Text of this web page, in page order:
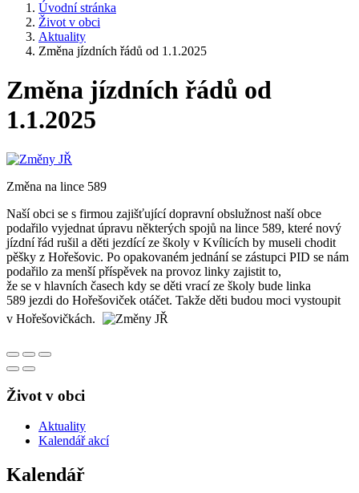
Úvodní stránka
Život v obci
Aktuality
Změna jízdních řádů od 1.1.2025
Změna jízdních řádů od
1.1.2025
Změna na lince 589
Naší obci se s firmou zajišťující dopravní obslužnost naší obce
podařilo vyjednat úpravu některých spojů na lince 589, které nový
jízdní řád rušil a děti jezdící ze školy v Kvílicích by museli chodit
pěšky z Hořešovic. Po opakovaném jednání se zástupci PID se nám
podařilo za menší příspěvek na provoz linky zajistit to,
že se v hlavních časech kdy se děti vrací ze školy bude linka
589 jezdi do Hořešoviček otáčet. Takže děti budou moci vystoupit
v Hořešovičkách.
Život v obci
Aktuality
Kalendář akcí
Kalendář